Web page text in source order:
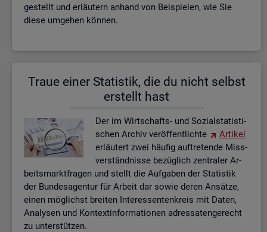
ge­stellt und er­läu­tern an­hand von Bei­spie­len, wie Sie
diese um­ge­hen kön­nen.
Traue einer Sta­tis­tik, die du nicht selbst
er­stellt hast
Der im Wirt­schafts- und So­zi­al­sta­tis­ti­
schen Ar­chiv ver­öf­fent­lich­te
Ar­ti­kel
er­läu­tert zwei häu­fig auf­tre­ten­de Miss­
ver­ständ­nis­se be­züg­lich zen­tra­ler Ar­
beits­markt­fra­gen und stellt die Auf­ga­ben der Sta­tis­tik
der Bun­des­agen­tur für Ar­beit dar sowie deren An­sät­ze,
einen mög­lichst brei­ten In­ter­es­sen­ten­kreis mit Daten,
Ana­ly­sen und Kon­text­in­for­ma­tio­nen adres­sa­ten­ge­recht
zu un­ter­stüt­zen.